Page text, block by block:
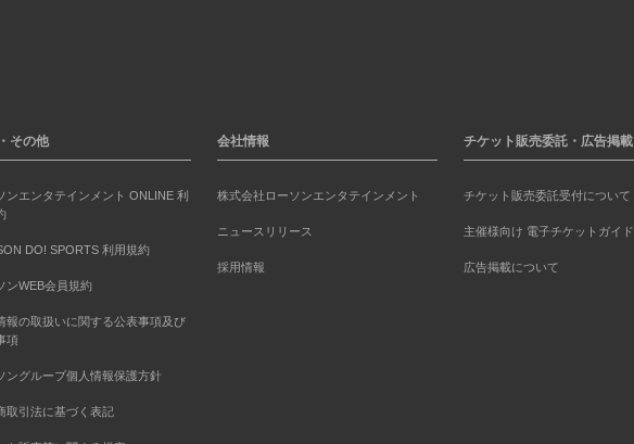
その他
ンエンタテインメント ONLINE 利
DO! SPORTS 利用規約
ンWEB会員規約
報の取扱いに関する公表事項及び
項
ングループ個人情報保護方針
取引法に基づく表記
会社情報
株式会社ローソンエンタテインメント
ニュースリリース
採用情報
チケット販売委託・広告掲載
チケット販売委託受付について
主催様向け 電子チケットガイド
広告掲載について